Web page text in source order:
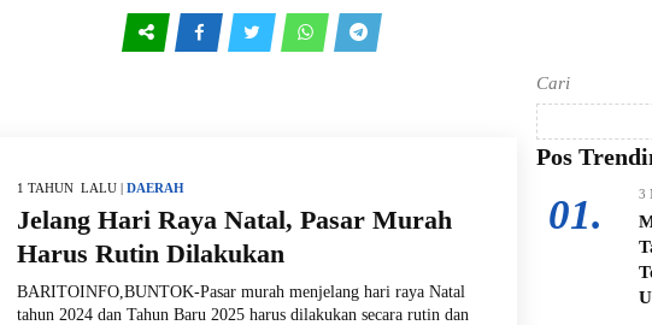
1 TAHUN LALU | DAERAH
Jelang Hari Raya Natal, Pasar Murah
Harus Rutin Dilakukan
BARITOINFO,BUNTOK-Pasar murah menjelang hari raya Natal
tahun 2024 dan Tahun Baru 2025 harus dilakukan secara rutin dan
Cari
Pos
01. 3